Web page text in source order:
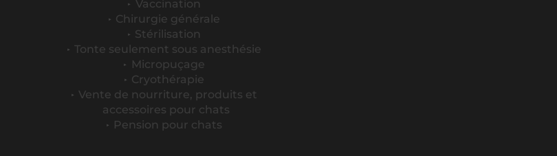
Vaccination
Chirurgie générale
Stérilisation
Tonte seulement sous anesthésie
Micropuçage
Cryothérapie
Vente de nourriture, produits et
accessoires pour chats
Pension pour chats